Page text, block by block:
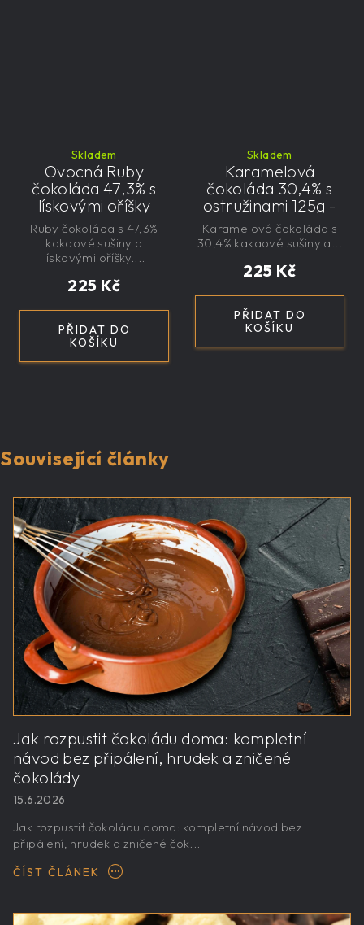
Skladem
Ovocná Ruby
čokoláda 47,3% s
lískovými oříšky
145g - velká,
řemeslná,
exkluzivní, dárková
225 Kč
PŘIDAT DO
KOŠÍKU
Ruby čokoláda s 47,3%
kakaové sušiny a
lískovými oříšky....
Skladem
Karamelová
čokoláda 30,4% s
ostružinami 125g -
velká, řemeslná,
exkluzivní, dárková
225 Kč
PŘIDAT DO
KOŠÍKU
Karamelová čokoláda s
30,4% kakaové sušiny a...
Související články
Jak rozpustit čokoládu doma: kompletní
návod bez připálení, hrudek a zničené
čokolády
15.6.2026
Jak rozpustit čokoládu doma: kompletní návod bez
připálení, hrudek a zničené čok...
ČÍST ČLÁNEK